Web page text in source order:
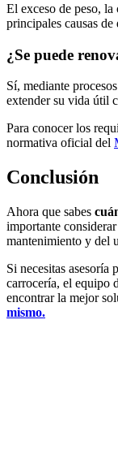
El exceso de peso,
principales causas de
¿Se puede
Sí, mediante
extender su vida útil
Para conocer los
normativa oficial del
Conclusión
Ahora que sabes
importante
mantenimiento y del
Si necesitas asesoría
carrocería, el equipo
encontrar la mejor
mismo.